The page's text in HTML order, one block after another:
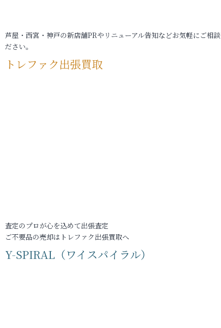
芦屋・西宮・神戸の新店舗PRやリニューアル告知などお気軽にご相
ださい。
トレファク出張買取
査定のプロが心を込めて出張査定
ご不要品の売却はトレファク出張買取へ
Y-SPIRAL（ワイスパイラル）